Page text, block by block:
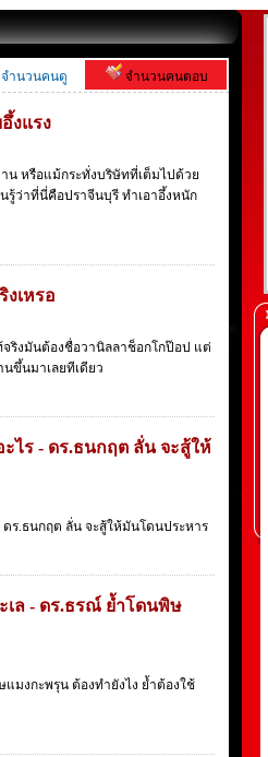
จำนวนคนดู จำนวนคนตอบ
งแรง
น หรือแม้กระทั่งบริษัทที่เต็มไปด้วย
ว่าที่นี่คือปราจีนบุรี ทำเอาอึ้งหนัก
งเหรอ
จริงมันต้องชื่อวานิลลาช็อกโกป๊อป แต่
ขึ้นมาเลยทีเดียว
ไร - ดร.ธนกฤต ลั่น จะสู้ให้
ร.ธนกฤต ลั่น จะสู้ให้มันโดนประหาร
เล - ดร.ธรณ์ ย้ำโดนพิษ
มงกะพรุน ต้องทำยังไง ย้ำต้องใช้